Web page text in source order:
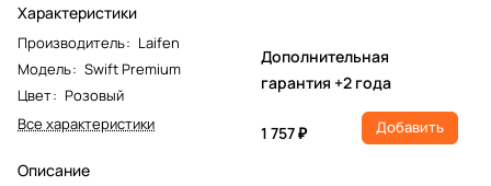
Характеристики
Производитель: Laifen
Модель: Swift Premium
Цвет: Розовый
Все характеристики
Описание
Дополнительная
гарантия +2 года
1 757 ₽ Добавить